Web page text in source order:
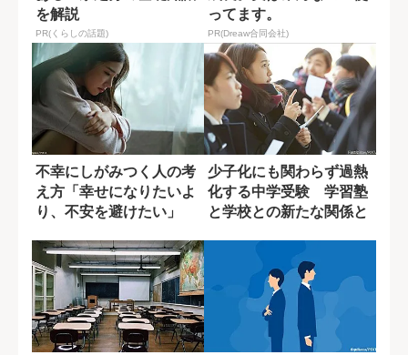
を解説
PR(くらしの話題)
ってます。
PR(Dreaw合同会社)
不幸にしがみつく人の考
え方「幸せになりたいよ
り、不安を避けたい」
少子化にも関わらず過熱
化する中学受験 学習塾
と学校との新たな関係と